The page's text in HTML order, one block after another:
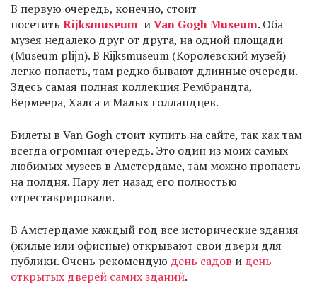
В первую очередь, конечно, стоит
посетить Rijksmuseum иVan Gogh Museum. Оба
музея недалеко друг от друга, на одной площади
(Museum plijn). В Rijksmuseum (Королевский музей)
легко попасть, там редко бывают длинные очереди.
Здесь самая полная коллекция Рембрандта,
Вермеера, Халса и Малых голландцев.
Билеты в Van Gogh стоит купить на сайте, так как там
всегда огромная очередь. Это один из моих самых
любимых музеев в Амстердаме, там можно пропасть
на полдня. Пару лет назад его полностью
отреставрировали.
В Амстердаме каждый год все исторические здания
(жилые или офисные) открывают свои двери для
публики. Очень рекомендую день садов и день
открытых дверей самих зданий.